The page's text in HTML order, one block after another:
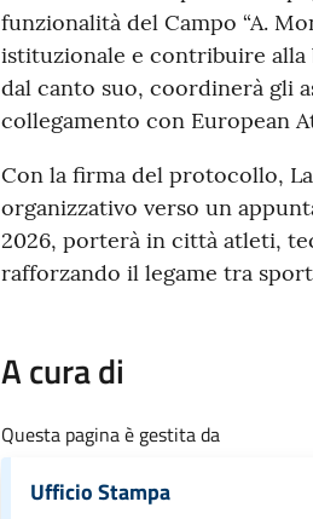
funzionalità del Campo “A.
istituzionale e contribuire alla
dal canto suo, coordinerà gli
collegamento con European
Con la firma del protocollo,
organizzativo verso un
2026, porterà in città atleti,
rafforzando il legame tra
A cura di
Questa pagina è gestita da
Ufficio Stampa